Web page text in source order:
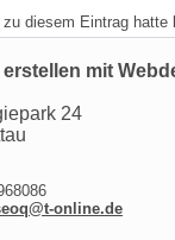
zu diesem Eintrag
erstellen mit
24
online.de